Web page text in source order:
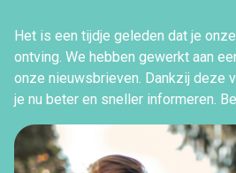
Het is een tijdje geleden dat je
ontving. We hebben gewerkt aan
onze nieuwsbrieven. Dankzij deze
je nu beter en sneller informeren.